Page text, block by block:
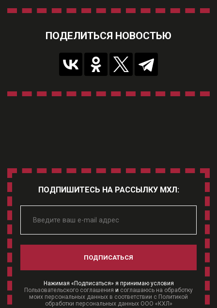
ПОДЕЛИТЬСЯ НОВОСТЬЮ
ПОДПИШИТЕСЬ НА РАССЫЛКУ МХЛ:
ПОДПИСАТЬСЯ
Нажимая «Подписаться» я принимаю условия
Пользовательского соглашения и соглашаюсь на обработку
моих персональных данных в соответствии с Политикой
обработки персональных данных ООО «КХЛ»